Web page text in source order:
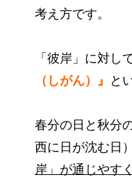
考え方です。
「彼岸」に対し
（しがん）』
と
春分の日と秋分
西に日が沈む日
岸」が通じやす